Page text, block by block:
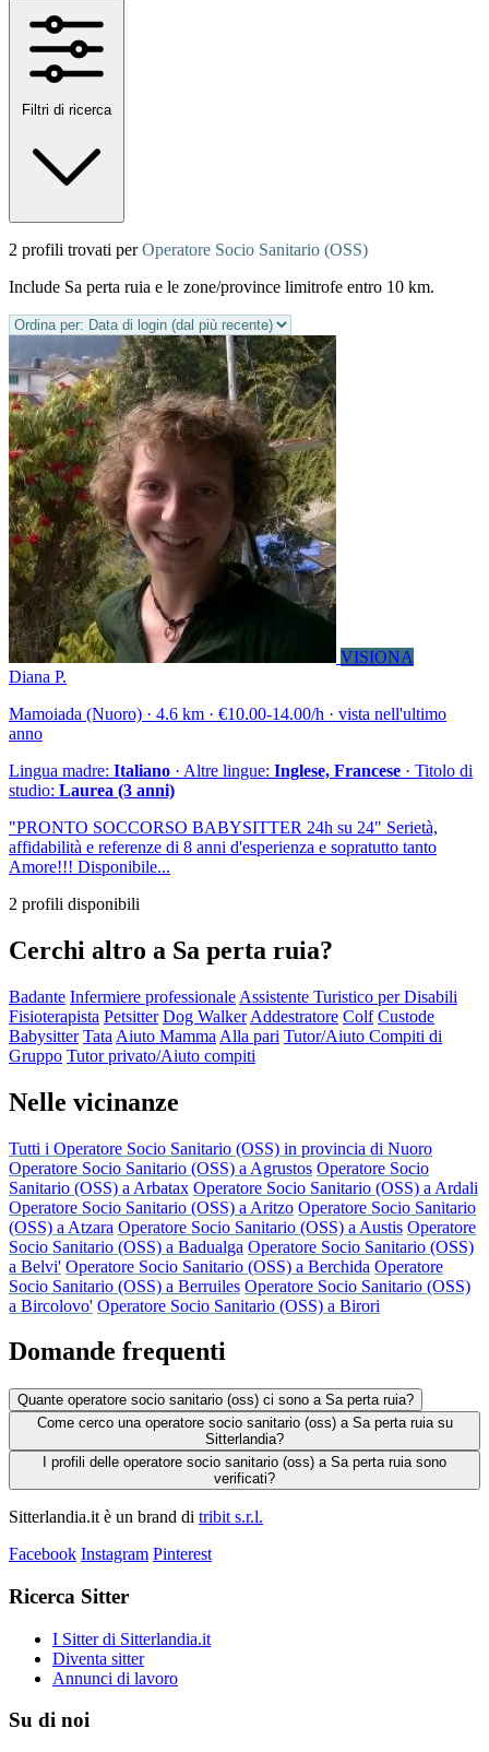
Filtri di ricerca
2 profili trovati perOperatore Socio Sanitario (OSS)
Include Sa perta ruia e le zone/province limitrofe entro 10 km.
VISIONA
Diana P.
Mamoiada (Nuoro) · 4.6 km · €10.00-14.00/h · vista nell'ultimo
anno
Lingua madre: Italiano · Altre lingue: Inglese, Francese · Titolo di
studio: Laurea (3 anni)
"PRONTO SOCCORSO BABYSITTER 24h su 24" Serietà,
affidabilità e referenze di 8 anni d'esperienza e sopratutto tanto
Amore!!! Disponibile...
2 profili disponibili
Cerchi altro a Sa perta ruia?
Badante Infermiere professionale Assistente Turistico per Disabili
Fisioterapista Petsitter Dog Walker Addestratore Colf Custode
Babysitter Tata Aiuto Mamma Alla pari Tutor/Aiuto Compiti di
Gruppo Tutor privato/Aiuto compiti
Nelle vicinanze
Tutti i Operatore Socio Sanitario (OSS) in provincia di Nuoro
Operatore Socio Sanitario (OSS) a Agrustos Operatore Socio
Sanitario (OSS) a Arbatax Operatore Socio Sanitario (OSS) a Ardali
Operatore Socio Sanitario (OSS) a Aritzo Operatore Socio Sanitario
(OSS) a Atzara Operatore Socio Sanitario (OSS) a Austis Operatore
Socio Sanitario (OSS) a Badualga Operatore Socio Sanitario (OSS)
a Belvi' Operatore Socio Sanitario (OSS) a Berchida Operatore
Socio Sanitario (OSS) a Berruiles Operatore Socio Sanitario (OSS)
a Bircolovo' Operatore Socio Sanitario (OSS) a Birori
Domande frequenti
Quante operatore socio sanitario (oss) ci sono a Sa perta ruia?
Come cerco una operatore socio sanitario (oss) a Sa perta ruia su
Sitterlandia?
I profili delle operatore socio sanitario (oss) a Sa perta ruia sono
verificati?
Sitterlandia.it è un brand di tribit s.r.l.
Facebook Instagram Pinterest
Ricerca Sitter
I Sitter di Sitterlandia.it
Diventa sitter
Annunci di lavoro
Su di noi